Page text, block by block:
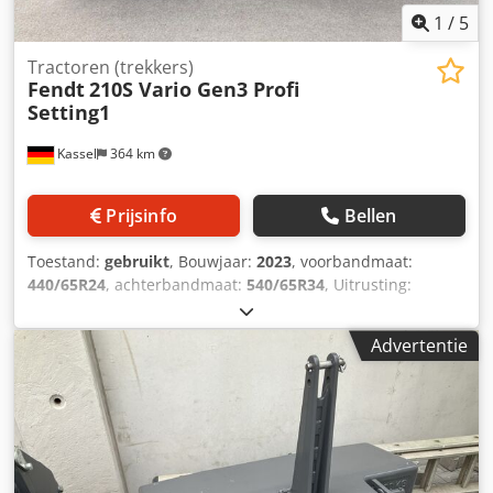
1 / 5
Kassel 364 km
Tractoren (trekkers)
Fendt210S Vario Gen3 Profi
Setting1
Prijsinfo Bellen
Toestand: gebruikt, Bouwjaar: 2023, voorbandmaat:
440/65R24, achterbandmaat: 540/65R34, Uitrusting:
Advertentie